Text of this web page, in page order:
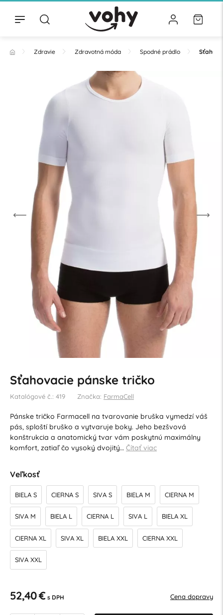
Zdravie Zdravotná móda Spodné prádlo
Sťahovacie pánske tričko
Katalógové č.: 419 Značka: FarmaCell
Pánske tričko Farmacell na tvarovanie bruška vymedzí váš
pás, sploští bruško a vytvaruje boky. Jeho bezšvová
konštrukcia a anatomický tvar vám poskytnú maximálny
komfort, zatiaľ čo vysoký dvojitý… Čítať viac
Veľkosť
BIELA S CIERNA S SIVA S BIELA M CIERNA M
SIVA M BIELA L CIERNA L SIVA L BIELA XL
CIERNA XL SIVA XL BIELA XXL CIERNA XXL
SIVA XXL
52,40 € s DPH Cena dopravy